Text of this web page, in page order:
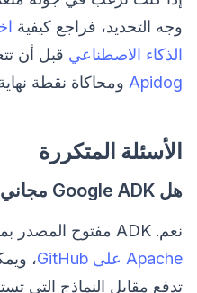
وجه التحديد، فراجع كيفية
الذكاء الاصطناعي قبل أن
Apidog ومحاكاة نقطة
الأسئلة المتكررة
هل Google ADK مجاني ومفتوح المصدر؟
نعم. ADK مفتوح المصدر بموجب
Apache على GitHub
،
تدفع مقابل النماذج التي